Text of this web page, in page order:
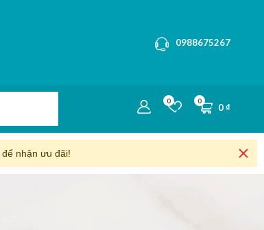
0988675267
0
0₫
0
để nhận ưu đãi!